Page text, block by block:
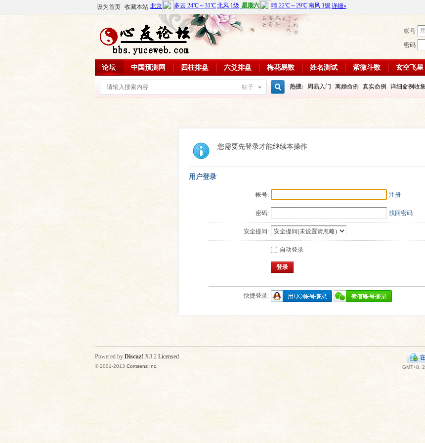
设为首页 收藏本站
帐号
密码
论坛 中国预测网 四柱排盘 六爻排盘 梅花易数 姓名测试 紫微斗数 玄空飞星
帖子
索
热搜: 周易入门 离婚命例 真实命例 详细命例收
周易教学视频 富贵八字命例
每日一理84 每日一理85
您需要先登录才能继续本操作
用户登录
帐号: 注册
密码: 找回密码
安全提问:
自动登录
登录
快捷登录:
GMT+8,
Powered by Discuz! X3.2 Licensed
© 2001-2013 Comsenz Inc.